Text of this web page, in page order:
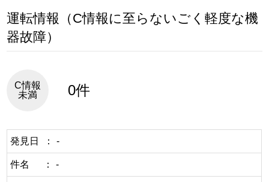
運転情報（C情報に至らないごく軽度な機
器故障）
C情報
未満
0件
発見日 -
件名 -